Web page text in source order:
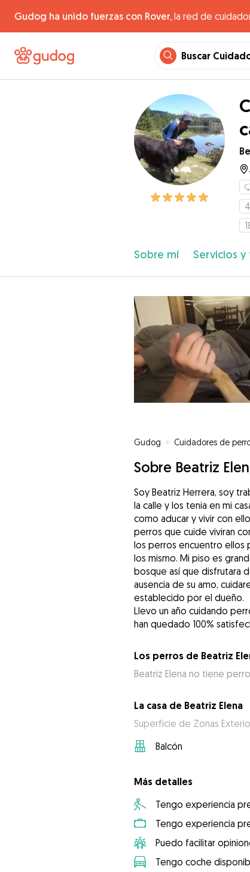
Gudog ha unido fuerzas con Rover, la red de
Buscar
Sobre mí Servicios y
Gudog » Cuidadores de
Sobre Beatriz
Soy Beatriz Herrera, soy
la calle y los tenia en mi
como aducar y vivir con
perros que cuide viviran
los perros encuentro ellos
los mismo. Mi piso es
bosque así que disfrutara
ausencia de su amo,
establecido por el dueño.
Llevo un año cuidando
han quedado 100%
Los perros de Beatriz
Beatriz Elena no tiene
La casa de Beatriz Elena
Superficie de Zonas
Balcón
Más detalles
Tengo experiencia
Tengo experiencia
Puedo facilitar
Tengo coche